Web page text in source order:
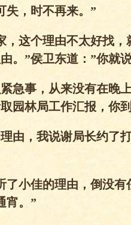
失，时不再来。”
这个理由不太好找，
。”侯卫东道：”你就
急事，从来没有在晚
园林局工作汇报，你
由，我说谢局长约了
了小佳的理由，倒没有
宵。”